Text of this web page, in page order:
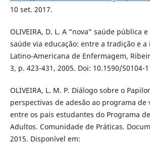
10 set. 2017.
OLIVEIRA, D. L. A “nova” saúde pública
saúde via educação: entre a tradição e a
Latino-Americana de Enfermagem,
3, p. 423-431, 2005. Doi: 10.1590/S0104-
OLIVEIRA, L. M. P. Diálogo sobre o
perspectivas de adesão ao programa de
entre os pais estudantes do Programa
Adultos. Comunidade de Práticas.
2015. Disponível em: